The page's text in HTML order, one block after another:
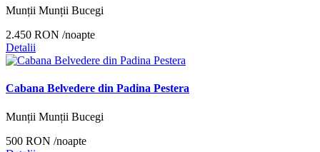
Munții Munții Bucegi
2.450 RON /noapte
Detalii
Cabana Belvedere din Padina Pestera
Munții Munții Bucegi
500 RON /noapte